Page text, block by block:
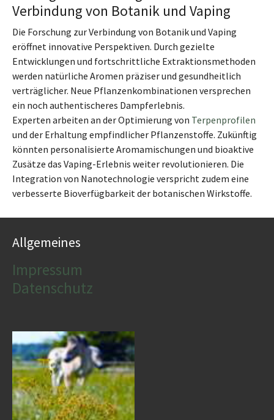
Verbindung von Botanik und Vaping
Die Forschung zur Verbindung von Botanik und Vaping
eröffnet innovative Perspektiven. Durch gezielte
Entwicklungen und fortschrittliche Extraktionsmethoden
werden natürliche Aromen präziser und gesundheitlich
verträglicher. Neue Pflanzenkombinationen versprechen
ein noch authentischeres Dampferlebnis.
Experten arbeiten an der Optimierung von Terpenprofilen
und der Erhaltung empfindlicher Pflanzenstoffe. Zukünftig
könnten personalisierte Aromamischungen und bioaktive
Zusätze das Vaping-Erlebnis weiter revolutionieren. Die
Integration von Nanotechnologie verspricht zudem eine
verbesserte Bioverfügbarkeit der botanischen Wirkstoffe.
Allgemeines
Impressum
Datenschutz